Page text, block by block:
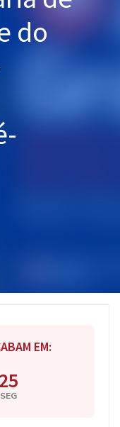
do
EM:
24
SEG